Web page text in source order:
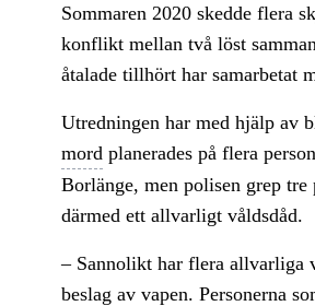
Sommaren 2020 skedde flera
konflikt mellan två löst
åtalade tillhört har samarbetat
Utredningen har med hjälp av
mord planerades på flera
Borlänge, men polisen grep
därmed ett allvarligt våldsdåd.
– Sannolikt har flera allvarliga
beslag av vapen. Personerna